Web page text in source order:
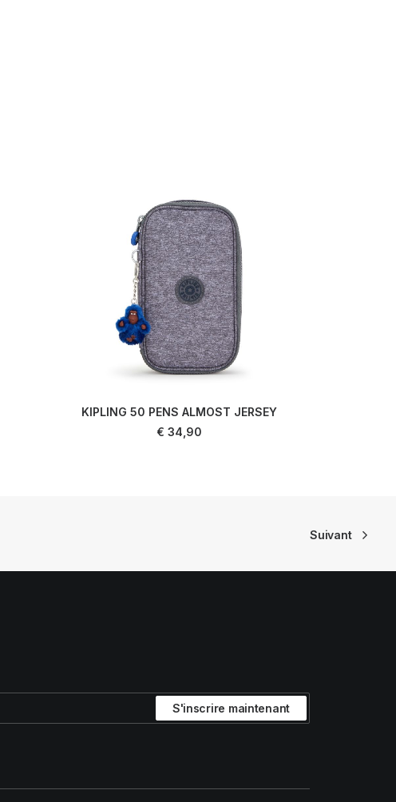
KIPLING 50 PENS ALMOST JERSEY
€ 34,90
Suivant